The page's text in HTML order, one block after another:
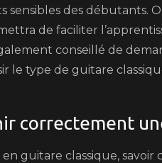
sensibles des débutants.
de faciliter
conseillé de
le type de guitare
correctement
guitare classique,